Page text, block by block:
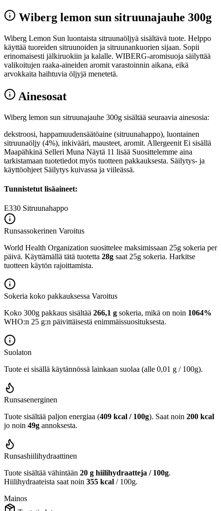
Wiberg lemon sun sitruunajauhe 300g
Wiberg Lemon Sun luontaista sitruunaöljyä sisältävä tuote. Helppo
käyttää tuoreiden sitruunoiden ja sitruunankuorien sijaan. Sopii
erinomaisesti jälkiruokiin ja kalalle. WIBERG-aromisuoja säilyttää
valikoitujen raaka-aineiden aromit varastoinnin aikana, eikä
arvokkaita haihtuvia öljyjä menetetä.
Ainesosat
Wiberg lemon sun sitruunajauhe 300g sisältää seuraavia ainesosia:
dekstroosi, happamuudensäätöaine (sitruunahappo), luontainen
sitruunaöljy (4%), inkivääri, mausteet, aromit. Allergeenit Ei sisällä
Maapähkinä Selleri Muna Näytä 11 lisää Suosittelemme aina
tarkistamaan tuotetiedot myös tuotteen pakkauksesta. Säilytys- ja
käyttöohjeet Säilytys kuivassa ja viileässä.
Tunnistetut lisäaineet:
E330 Sitruunahappo
Runsassokerinen Varoitus
World Health Organization suosittelee maksimissaan 25g sokeria per
päivä. Käyttämällä tätä tuotetta 28g saat 25g sokeria. Harkitse
tuotteen käytön rajoittamista.
Sokeria koko pakkauksessa Varoitus
Koko 300g pakkaus sisältää 266,1 g sokeria, mikä on noin 1064%
WHO:n 25 g:n päivittäisestä enimmäissuosituksesta.
Suolaton
Tuote ei sisällä käytännössä lainkaan suolaa (alle 0,01 g / 100g).
Runsasenerginen
Tuote sisältää paljon energiaa (409 kcal / 100g). Saat noin 200 kcal
jo noin 49g annoksesta.
Runsashiilihydraattinen
Tuote sisältää vähintään 20 g hiilihydraatteja / 100g.
Hiilihydraateista saat noin 355 kcal / 100g.
Mainos